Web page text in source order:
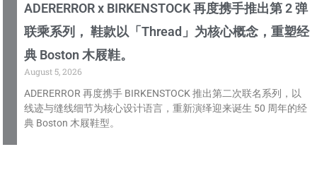
ADERERROR x BIRKENSTOCK 再度携手推出第 2 弹
联乘系列， 鞋款以「Thread」为核心概念，重塑经
典 Boston 木屐鞋。
August 5, 2026
ADERERROR 再度携手 BIRKENSTOCK 推出第二次联名系列，以
线迹与缝线细节为核心设计语言，重新演绎迎来诞生 50 周年的经
典 Boston 木屐鞋型。